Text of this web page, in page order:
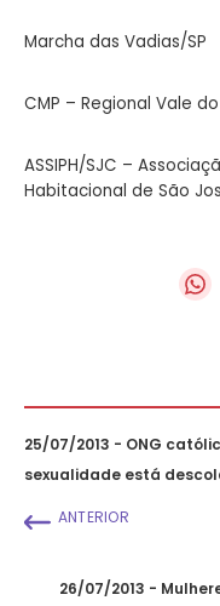
Marcha das Vadias/SP
CMP – Regional Vale
ASSIPH/SJC –
Habitacional de São
25/07/2013 - ONG
sexualidade está
ANTERIOR
26/07/2013 -